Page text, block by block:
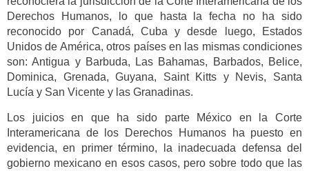
Derechos Humanos, lo que hasta la fecha no ha sido
reconocido por Canadá, Cuba y desde luego, Estados
Unidos de América, otros países en las mismas condiciones
son: Antigua y Barbuda, Las Bahamas, Barbados, Belice,
Dominica, Grenada, Guyana, Saint Kitts y Nevis, Santa
Lucía y San Vicente y las Granadinas.
Los juicios en que ha sido parte México en la Corte
Interamericana de los Derechos Humanos ha puesto en
evidencia, en primer término, la inadecuada defensa del
gobierno mexicano en esos casos, pero sobre todo que las